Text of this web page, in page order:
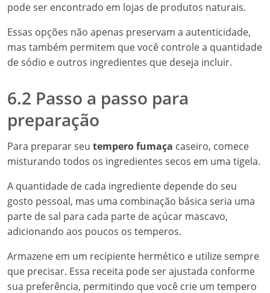
pode ser encontrado em lojas de produtos naturais.
Essas opções não apenas preservam a autenticidade,
mas também permitem que você controle a quantidade
de sódio e outros ingredientes que deseja incluir.
6.2 Passo a passo para
preparação
Para preparar seu tempero fumaça caseiro, comece
misturando todos os ingredientes secos em uma tigela.
A quantidade de cada ingrediente depende do seu
gosto pessoal, mas uma combinação básica seria uma
parte de sal para cada parte de açúcar mascavo,
adicionando aos poucos os temperos.
Armazene em um recipiente hermético e utilize sempre
que precisar. Essa receita pode ser ajustada conforme
sua preferência, permitindo que você crie um tempero